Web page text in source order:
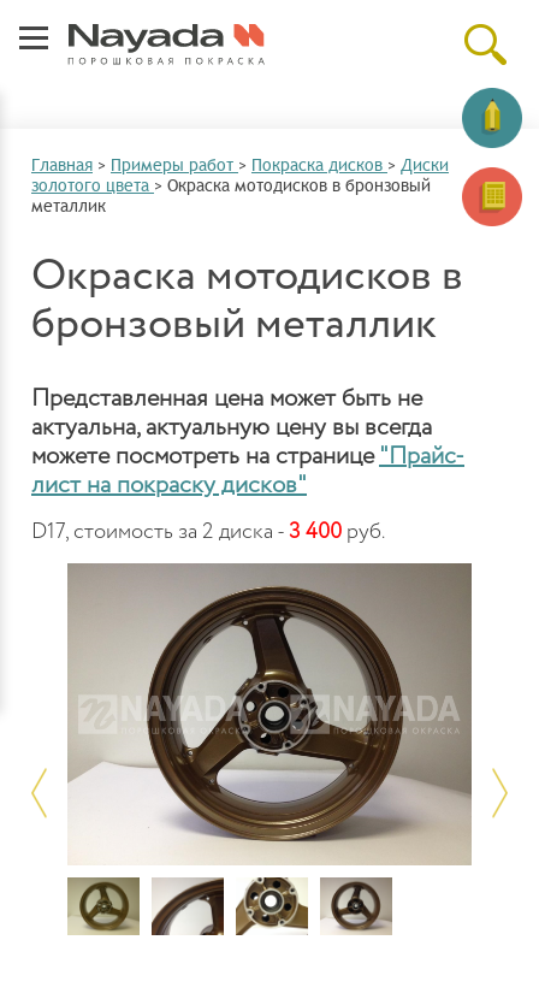
Главная > Примеры работ > Покраска дисков > Диски
золотого цвета > Окраска мотодисков в бронзовый
металлик
Окраска мотодисков в
бронзовый металлик
Представленная цена может быть не
актуальна, актуальную цену вы всегда
можете посмотреть на странице "Прайс-
лист на покраску дисков"
D17, стоимость за 2 диска - 3 400 руб.